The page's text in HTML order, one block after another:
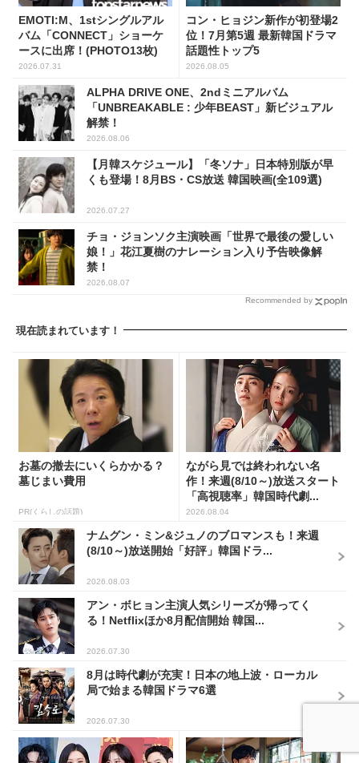
EMOTI:M、1stシングルアル
バム「CONNECT」ショーケ
ースに出席！(PHOTO13枚)
2026.07.31
コン・ヒョジン新作が初登場2
位！7月第5週 最新韓国ドラマ
話題性トップ5
2026.08.05
ALPHA DRIVE ONE、2ndミニアルバム
「UNBREAKABLE : 少年BEAST」新ビジュアル
解禁！
2026.08.06
【月韓スケジュール】「冬ソナ」日本特別版が早
くも登場！8月BS・CS放送 韓国映画(全109選)
2026.07.27
チョ・ジョンソク主演映画「世界で最後の愛しい
娘！」花江夏樹のナレーション入り予告映像解
禁！
2026.08.07
Recommended by
現在読まれています！
お墓の撤去にいくらかかる？
墓じまい費用
PR(くらしの話題)
ながら見では終われない名
作！来週(8/10～)放送スタート
「高視聴率」韓国時代劇...
2026.08.04
ナムグン・ミン&ジュノのブロマンスも！来週
(8/10～)放送開始「好評」韓国ドラ...
2026.08.03
アン・ボヒョン主演人気シリーズが帰ってく
る！Netflixほか8月配信開始 韓国...
2026.07.30
8月は時代劇が充実！日本の地上波・ローカル
局で始まる韓国ドラマ6選
2026.07.30